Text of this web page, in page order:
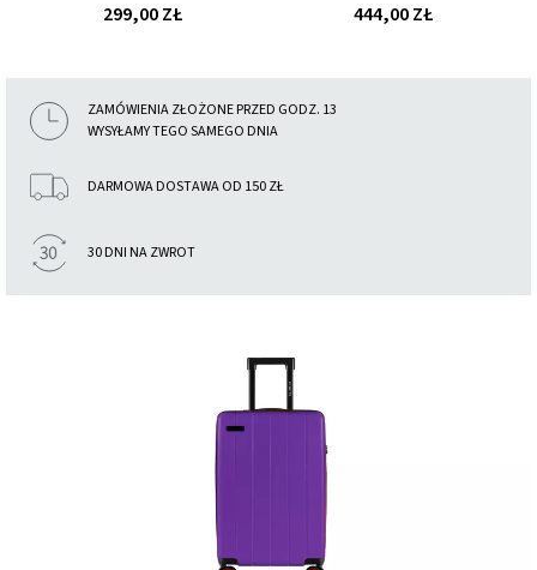
299,00 ZŁ 444,00 ZŁ
ZAMÓWIENIA ZŁOŻONE PRZED GODZ. 13
WYSYŁAMY TEGO SAMEGO DNIA
DARMOWA DOSTAWA OD 150 ZŁ
30 DNI NA ZWROT